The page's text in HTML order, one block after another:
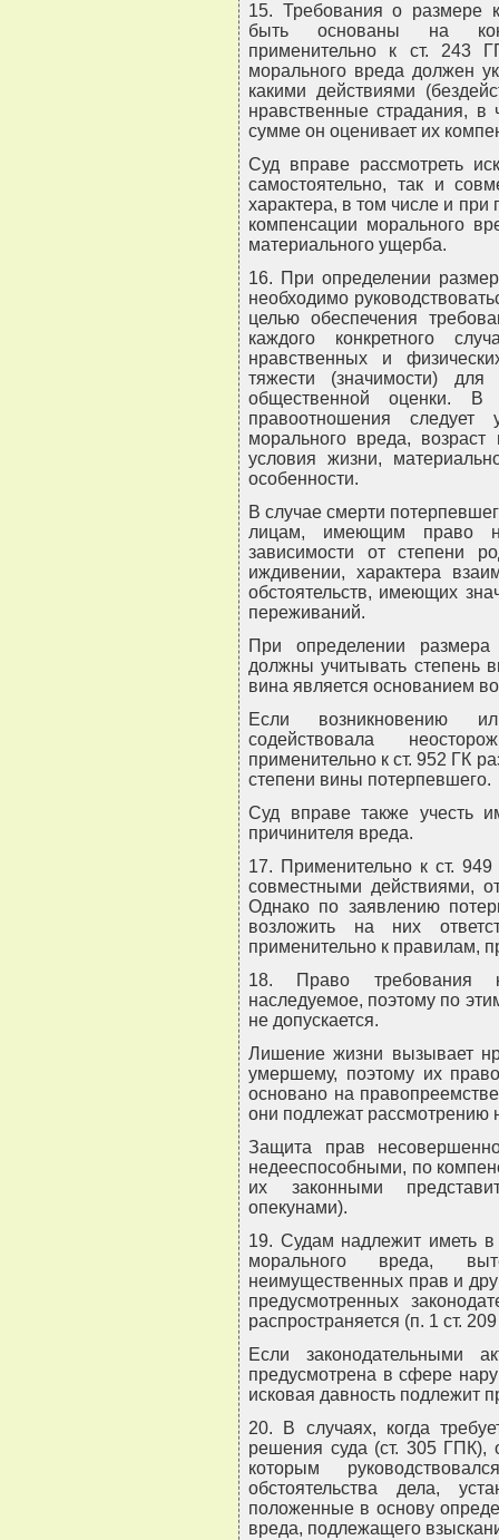
15. Требования о размере
быть основаны на
применительно к ст. 243
морального вреда должен
какими действиями
нравственные страдания,
сумме он оценивает их
Суд вправе рассмотреть
самостоятельно, так и
характера, в том числе и при
компенсации морального
материального ущерба.
16. При определении
необходимо
целью обеспечения
каждого конкретного
нравственных и
тяжести (значимости)
общественной оценки. В
правоотношения следует
морального вреда, возраст
условия жизни,
особенности.
В случае смерти
лицам, имеющим право
зависимости от степени
иждивении, характера
обстоятельств, имеющих
переживаний.
При определении
должны учитывать степень
вина является основанием
Если возникновению
содействовала
применительно к ст. 952 ГК
степени вины потерпевшего.
Суд вправе также учесть
причинителя вреда.
17. Применительно к ст.
совместными действиями,
Однако по заявлению
возложить на них
применительно к правилам,
18. Право требования
наследуемое, поэтому по
не допускается.
Лишение жизни вызывает
умершему, поэтому их
основано на
они подлежат рассмотрению
Защита прав
недееспособными, по
их законными
опекунами).
19. Судам надлежит иметь
морального вреда,
неимущественных прав и
предусмотренных
распространяется (п. 1 ст.
Если законодательными
предусмотрена в сфере
исковая давность подлежит
20. В случаях, когда
решения суда (ст. 305 ГПК),
которым
обстоятельства дела,
положенные в основу
вреда, подлежащего